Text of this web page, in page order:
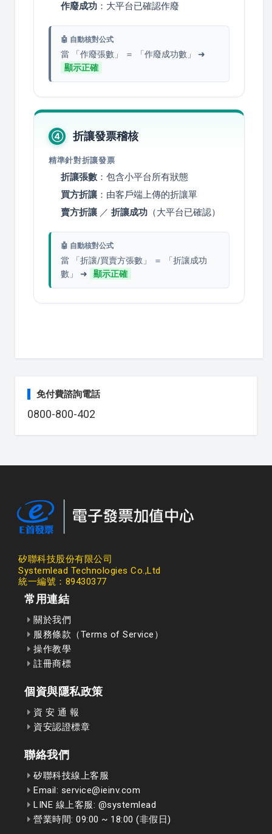
作廢成功 ：大平台已確認作廢
🤖 自動核對公式
當 「作廢張數」 ＝ 「作廢成功數」 ➜
顯示正確
④ 折讓發票稽核
精準針對折讓發票
折讓張數 ：包含小平台所有狀態
買方折讓 ：由客戶端上傳的折讓單
賣方折讓 ／ 折讓成功 （大平台已確認）
🤖 自動核對公式
當 「折讓/買賣方張數」 ＝ 「折讓成功
數」 ➜
顯示正確
免付費諮詢電話
0800-800-402
矽聯科技股份有限公司
Systemlead Technologies Co.,Ltd
統一編號：89430377
常用連結
關於我們
服務條款（Terms of Service）
操作教學
註冊商標
個資與隱私政策
資 安 通 報
資安認證標章
聯絡我們
矽聯科技線上客服
Email: service@ieinv.com
LINE 線上客服: @systemlead
營業時間: 09:00 ~ 18:00 (非假日)